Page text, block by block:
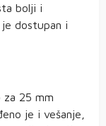
bolji i
dostupan i
za 25 mm
je i vešanje,